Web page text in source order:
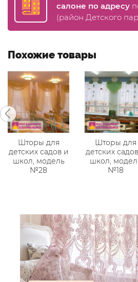
салоне по адресу
(район Детского
Похожие товары
Шторы для
детских садов и
школ, модель
№28
Шторы для
детских
школ,
№18